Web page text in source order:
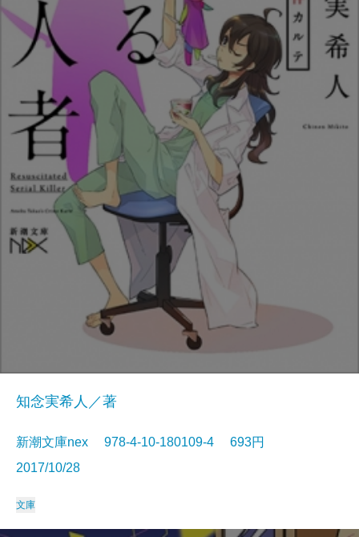
知念実希人／著
新潮文庫nex 978-4-10-180109-4 693円
2017/10/28
文庫